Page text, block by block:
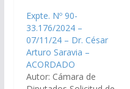
Impugnación Sala IV
Vocal N° 3. (Expte. Nº
90-30.657/2021, a la
Comisión de Justicia,
Acuerdos y
Designaciones).
Expte. Nº 90-
33.176/2024 –
07/11/24 – Dr. César
Arturo Saravia –
ACORDADO
Autor: Cámara de